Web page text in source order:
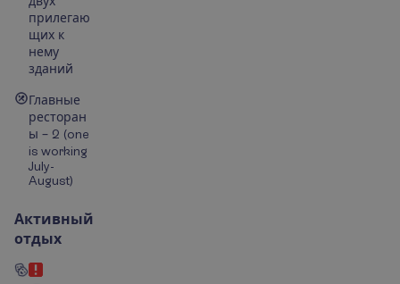
прилегаю
щих к
нему
зданий
Главные
ресторан
ы – 2 (one
is working
July-
August)
Активный
отдых